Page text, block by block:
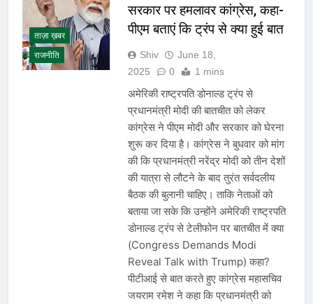
ताज़ा ख़बर
राजनीति
सरकार पर हमलावर कांग्रेस, कहा-
पीएम बताएं कि ट्रंप से क्या हुई बात
Shiv
June 18,
2025
0 1 mins
अमेरिकी राष्ट्रपति डोनाल्ड ट्रंप से
प्रधानमंत्री मोदी की बातचीत को लेकर
कांग्रेस ने पीएम मोदी और सरकार को घेरना
शुरू कर दिया है। कांग्रेस ने बुधवार को मांग
की कि प्रधानमंत्री नरेंद्र मोदी को तीन देशों
की यात्रा से लौटने के बाद तुरंत सर्वदलीय
बैठक की बुलानी चाहिए। ताकि नेताओं को
बताया जा सके कि उन्होंने अमेरिकी राष्ट्रपति
डोनाल्ड ट्रंप से टेलीफोन पर बातचीत में क्या
(Congress Demands Modi
Reveal Talk with Trump) कहा?
पीटीआई से बात करते हुए कांग्रेस महासचिव
जयराम रमेश ने कहा कि प्रधानमंत्री को